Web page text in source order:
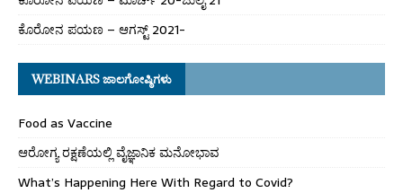
ಕೊರೋನ ಪಯಣ – ಆಗಸ್ಟ್ 2021-
WEBINARS ಜಾಲಗೋಷ್ಠಿಗಳು
Food as Vaccine
ಆರೋಗ್ಯ ರಕ್ಷಣೆಯಲ್ಲಿ ವೈಜ್ಞಾನಿಕ ಮನೋಭಾವ
What’s Happening Here With Regard to Covid?